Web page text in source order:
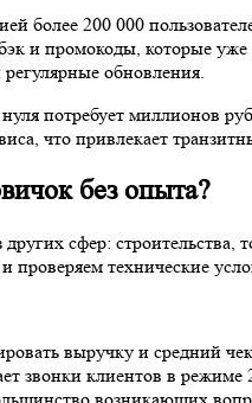
более 200 000
и промокоды, которые уже
обновления.
потребует миллионов
что привлекает
без опыта?
сфер: строительства,
технические
выручку и средний
звонки клиентов в режиме